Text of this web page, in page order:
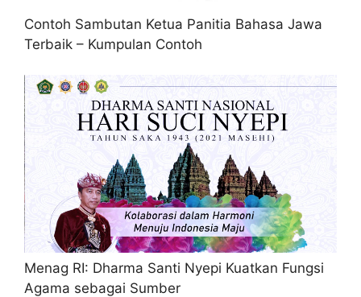
Contoh Sambutan Ketua Panitia Bahasa Jawa
Terbaik – Kumpulan Contoh
Menag RI: Dharma Santi Nyepi Kuatkan Fungsi
Agama sebagai Sumber